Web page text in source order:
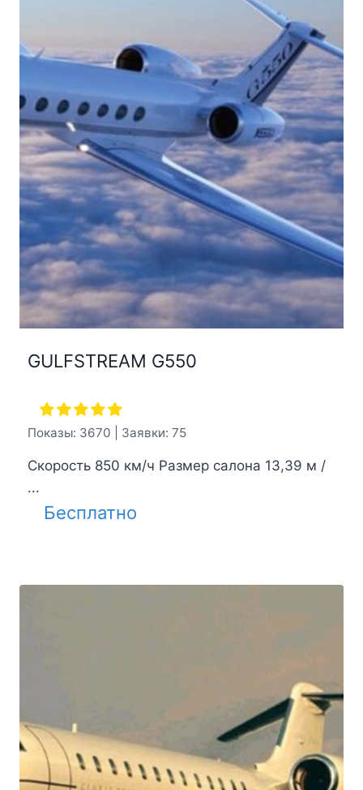
GULFSTREAM G550
Показы: 3670 | Заявки: 75
Скорость 850 км/ч Размер салона 13,39 м /
...
Бесплатно